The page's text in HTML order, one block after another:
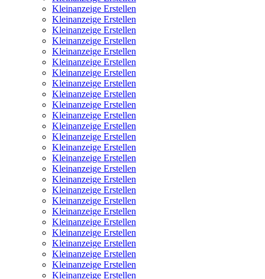
Kleinanzeige Erstellen
Kleinanzeige Erstellen
Kleinanzeige Erstellen
Kleinanzeige Erstellen
Kleinanzeige Erstellen
Kleinanzeige Erstellen
Kleinanzeige Erstellen
Kleinanzeige Erstellen
Kleinanzeige Erstellen
Kleinanzeige Erstellen
Kleinanzeige Erstellen
Kleinanzeige Erstellen
Kleinanzeige Erstellen
Kleinanzeige Erstellen
Kleinanzeige Erstellen
Kleinanzeige Erstellen
Kleinanzeige Erstellen
Kleinanzeige Erstellen
Kleinanzeige Erstellen
Kleinanzeige Erstellen
Kleinanzeige Erstellen
Kleinanzeige Erstellen
Kleinanzeige Erstellen
Kleinanzeige Erstellen
Kleinanzeige Erstellen
Kleinanzeige Erstellen